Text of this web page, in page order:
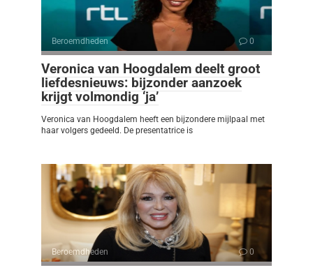
Beroemdheden 0
Veronica van Hoogdalem deelt groot
liefdesnieuws: bijzonder aanzoek
krijgt volmondig ‘ja’
Veronica van Hoogdalem heeft een bijzondere mijlpaal met
haar volgers gedeeld. De presentatrice is
Beroemdheden 0